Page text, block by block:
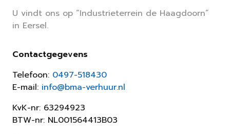
U vindt ons op “Industrieterrein de Haagdoorn”
in Eersel.
Contactgegevens
Telefoon: 0497-518430
E-mail: info@bma-verhuur.nl
KvK-nr: 63294923
BTW-nr: NL001564413B03